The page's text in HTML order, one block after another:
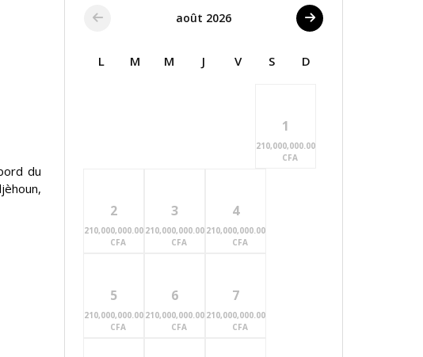
du
août 2026
L M M J V S D
1
210,000,000.00
CFA
2
210,000,000.00
CFA
3
210,000,000.00
CFA
4
210,000,000.00
CFA
5
210,000,000.00
CFA
6
210,000,000.00
CFA
7
210,000,000.00
CFA